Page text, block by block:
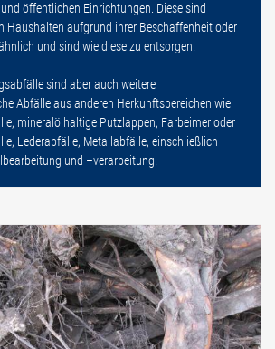
öffentlichen Einrichtungen. Diese sind
Haushalten aufgrund ihrer Beschaffenheit oder
und sind wie diese zu entsorgen.
sind aber auch weitere
Abfälle aus anderen Herkunftsbereichen wie
mineralölhaltige Putzlappen, Farbeimer oder
Lederabfälle, Metallabfälle, einschließlich
und –verarbeitung.